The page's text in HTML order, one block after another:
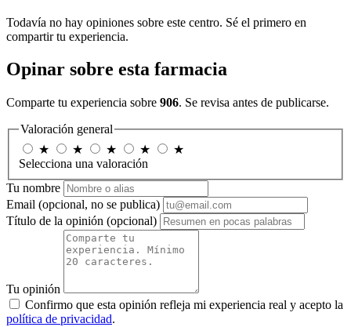
Todavía no hay opiniones sobre este centro. Sé el primero en
compartir tu experiencia.
Opinar sobre esta farmacia
Comparte tu experiencia sobre 906. Se revisa antes de publicarse.
Valoración general
★
★ ★ ★
★
Selecciona una valoración
Tu nombre
Email (opcional, no se publica)
Título de la opinión (opcional)
Tu opinión
Confirmo que esta opinión refleja mi experiencia real y acepto la
política de privacidad.